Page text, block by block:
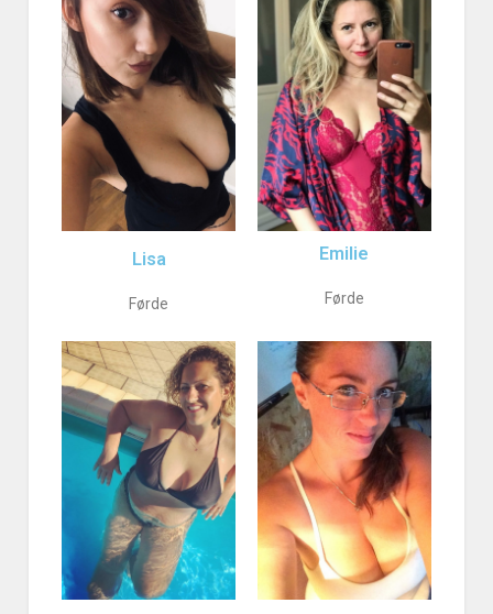
Lisa
Førde
Emilie
Førde